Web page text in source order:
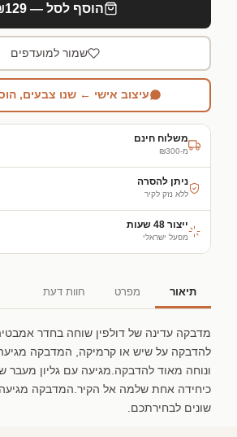
הוסף לסל — ₪129
שמור למועדפים
עיצוב אישי ← שנו צבעים,
משלוח חינם
מ-₪300
ניתן להסרה
ללא נזק לקיר
ייצור 48 שעות
מפעל ישראלי
תיאור מפרט חוות דעת
מדבקה עדינה של דולפין שוחה בחדר
להדבקה על שיש או קרמיקה, המדבקה מגיעה
ונוחה מאוד להדבקה.מגיעה עם גליון מעבר
כיחידה אחת שלמה אל הקיר.המדבקה
שונים לבחירתכם.